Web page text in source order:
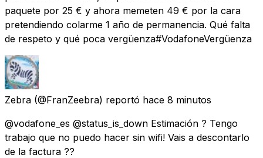
paquete por 25 € y ahora memeten 49 € por la cara
pretendiendo colarme 1 año de permanencia. Qué falta
de respeto y qué poca vergüenza#VodafoneVergüenza
Zebra (@FranZeebra) reportó hace 8 minutos
@vodafone_es @status_is_down Estimación ? Tengo
trabajo que no puedo hacer sin wifi! Vais a descontarlo
de la factura ??